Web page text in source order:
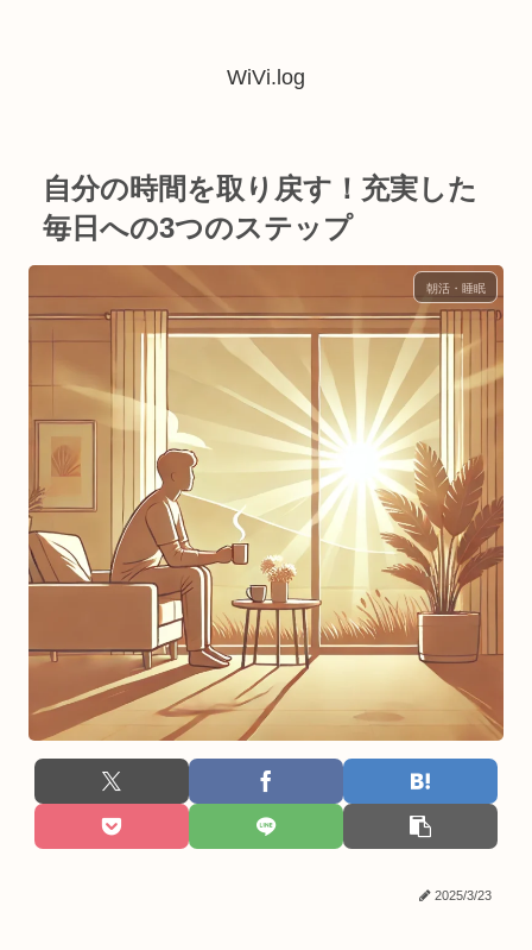
WiVi.log
自分の時間を取り戻す！充実した
毎日への3つのステップ
朝活・睡眠
2025/3/23